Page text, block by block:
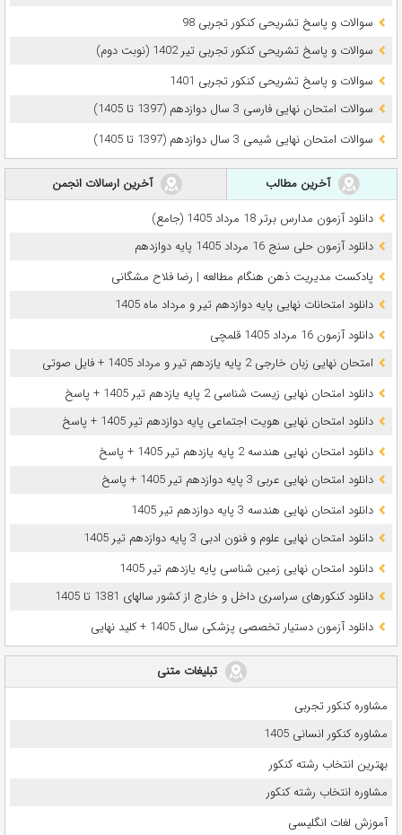
سوالات و پاسخ تشریحی کنکور تجربی 98
سوالات و پاسخ تشریحی کنکور تجربی تیر 1402 (نوبت دوم)
سوالات و پاسخ تشریحی کنکور تجربی 1401
سوالات امتحان نهایی فارسی 3 سال دوازدهم (1397 تا 1405)
سوالات امتحان نهایی شیمی 3 سال دوازدهم (1397 تا 1405)
آخرین مطالب
آخرین ارسالات انجمن
دانلود آزمون مدارس برتر 18 مرداد 1405 (جامع)
دانلود آزمون حلی سنج 16 مرداد 1405 پایه دوازدهم
پادکست مدیریت ذهن هنگام مطالعه | رضا فلاح مشگانی
دانلود امتحانات نهایی پایه دوازدهم تیر و مرداد ماه 1405
دانلود آزمون 16 مرداد 1405 قلمچی
امتحان نهایی زبان خارجی 2 پایه یازدهم تیر و مرداد 1405 + فایل صوتی
دانلود امتحان نهایی زیست شناسی 2 پایه یازدهم تیر 1405 + پاسخ
دانلود امتحان نهایی هویت اجتماعی پایه دوازدهم تیر 1405 + پاسخ
دانلود امتحان نهایی هندسه 2 پایه یازدهم تیر 1405 + پاسخ
دانلود امتحان نهایی عربی 3 پایه دوازدهم تیر 1405 + پاسخ
دانلود امتحان نهایی هندسه 3 پایه دوازدهم تیر 1405
دانلود امتحان نهایی علوم و فنون ادبی 3 پایه دوازدهم تیر 1405
دانلود امتحان نهایی زمین شناسی پایه یازدهم تیر 1405
دانلود کنکورهای سراسری داخل و خارج از کشور سالهای 1381 تا 1405
دانلود آزمون دستیار تخصصی پزشکی سال 1405 + کلید نهایی
تبلیغات متنی
مشاوره کنکور تجربی
مشاوره کنکور انسانی 1405
بهترین انتخاب رشته کنکور
مشاوره انتخاب رشته کنکور
آموزش لغات انگلیسی